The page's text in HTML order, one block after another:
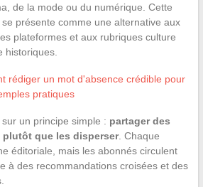
de la mode ou du numérique. Cette
présente comme une alternative aux
plateformes et aux rubriques culture
historiques.
rédiger un mot d'absence crédible pour
pratiques
un principe simple : partager des
que les disperser. Chaque
éditoriale, mais les abonnés circulent
à des recommandations croisées et des